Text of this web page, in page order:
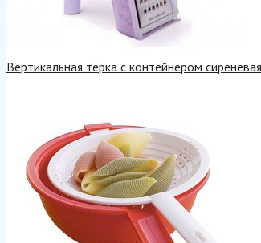
Вертикальная тёрка с контейнером сиреневая